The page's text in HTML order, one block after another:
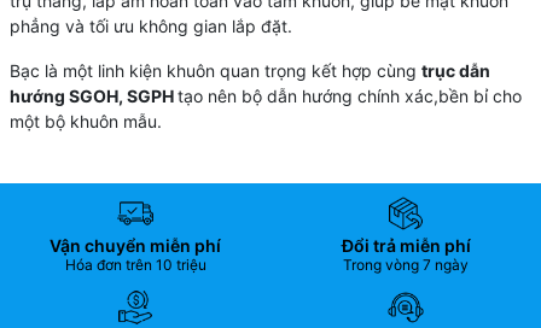
phẳng và tối ưu không gian lắp đặt.
Bạc là một linh kiện khuôn quan trọng kết hợp cùng trục dẫn
hướng SGOH, SGPHtạo nên bộ dẫn hướng chính xác,bền bỉ cho
một bộ khuôn mẫu.
Vận chuyển miễn phí
Hóa đơn trên 10 triệu
Đổi trả miễn phí
Trong vòng 7 ngày